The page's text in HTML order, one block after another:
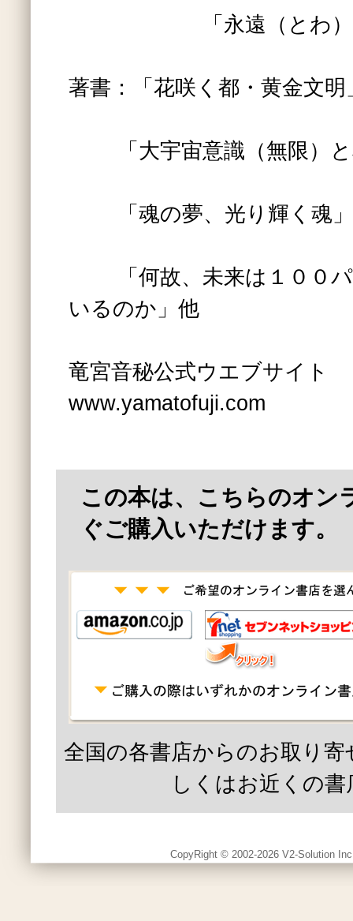
「永遠（とわ）の
著書：「花咲く都・黄金文明
「大宇宙意識（無限）と
「魂の夢、光り輝く魂」
「何故、未来は１００パ
いるのか」他
竜宮音秘公式ウエブサイト
www.yamatofuji.com
この本は、こちらのオン
ぐご購入いただけます。
全国の各書店からのお取り
しくはお近くの書
CopyRight © 2002-2026 V2-Solution